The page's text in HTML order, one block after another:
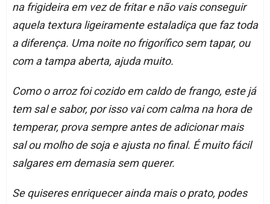
na frigideira em vez de fritar e não vais conseguir
aquela textura ligeiramente estaladiça que faz toda
a diferença. Uma noite no frigorífico sem tapar, ou
com a tampa aberta, ajuda muito.
Como o arroz foi cozido em caldo de frango, este já
tem sal e sabor, por isso vai com calma na hora de
temperar, prova sempre antes de adicionar mais
sal ou molho de soja e ajusta no final. É muito fácil
salgares em demasia sem querer.
Se quiseres enriquecer ainda mais o prato, podes